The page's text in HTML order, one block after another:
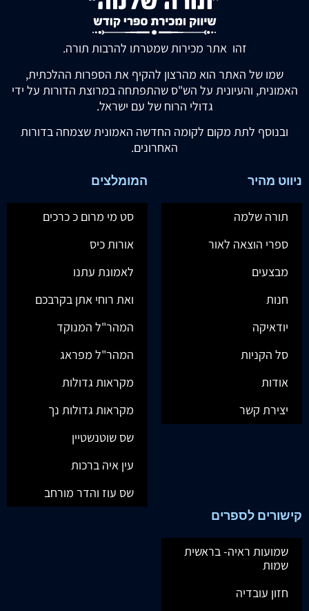
זהו אתר מכירות שמטרתו להרבות תורה.
שמו של האתר הוא מהרצון להקיף את הספרות ההלכתית,
האמונית, והעיונית על הש"ס שהתפתחה במרוצת הדורות על ידי
גדולי הרוח של עם ישראל.
ובנוסף לתת מקום לקומה החדשה האמונית שצמחה בדורות
האחרונים.
ניווט מהיר
תורה שלמה
ספרי הוצאה לאור
מבצעים
חנות
יודאיקה
סל הקניות
אודות
יצירת קשר
המומלצים
סט מי מרום כ כרכים
אורות כיס
לאמונת עתנו
ואת רוחי אתן בקרבכם
המהר"ל המנוקד
המהר"ל מפראג
מקראות גדולות
מקראות גדולות נך
שס שוטנשטיין
עין איה ברכות
שס עוז והדר מורחב
קישורים לספרים
שמועות ראיה- בראשית
שמות
חזון עובדיה